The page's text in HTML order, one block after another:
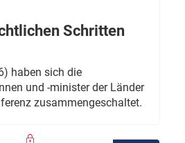
Schritten
haben sich die
und -minister der Länder
zusammengeschaltet.